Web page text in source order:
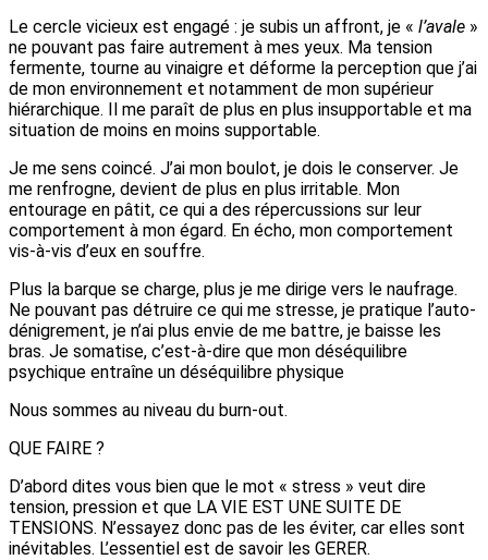
Le cercle vicieux est engagé : je subis un affront, je « l’avale »
ne pouvant pas faire autrement à mes yeux. Ma tension
fermente, tourne au vinaigre et déforme la perception que j’ai
de mon environnement et notamment de mon supérieur
hiérarchique. Il me paraît de plus en plus insupportable et ma
situation de moins en moins supportable.
Je me sens coincé. J’ai mon boulot, je dois le conserver. Je
me renfrogne, devient de plus en plus irritable. Mon
entourage en pâtit, ce qui a des répercussions sur leur
comportement à mon égard. En écho, mon comportement
vis-à-vis d’eux en souffre.
Plus la barque se charge, plus je me dirige vers le naufrage.
Ne pouvant pas détruire ce qui me stresse, je pratique l’auto-
dénigrement, je n’ai plus envie de me battre, je baisse les
bras. Je somatise, c’est-à-dire que mon déséquilibre
psychique entraîne un déséquilibre physique
Nous sommes au niveau du burn-out.
QUE FAIRE ?
D’abord dites vous bien que le mot « stress » veut dire
tension, pression et que LA VIE EST UNE SUITE DE
TENSIONS. N’essayez donc pas de les éviter, car elles sont
inévitables. L’essentiel est de savoir les GERER.